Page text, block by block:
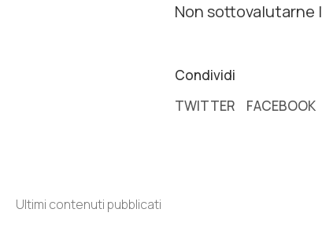
Non sottovalutarne
Condividi
TWITTER
FACEBOOK
Ultimi contenuti pubblicati